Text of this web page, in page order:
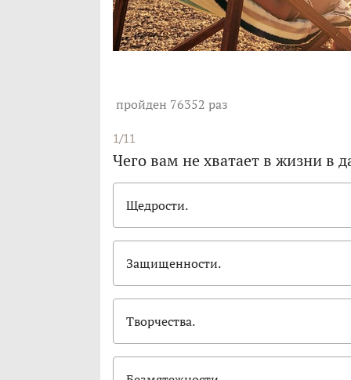
пройден 76352 раз
1/11
Чего вам не хватает в жизни в
Щедрости.
Защищенности.
Творчества.